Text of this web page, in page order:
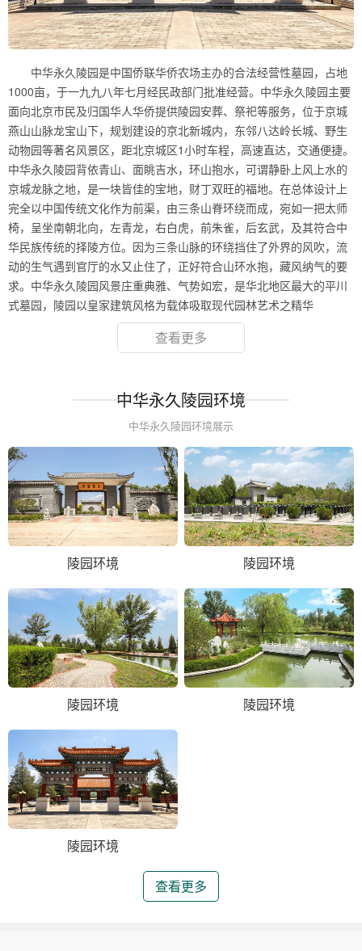
中华永久陵园是中国侨联华侨农场主办的合法经营性墓园，占地
1000亩，于一九九八年七月经民政部门批准经营。中华永久陵园主要
面向北京市民及归国华人华侨提供陵园安葬、祭祀等服务，位于京城
燕山山脉龙宝山下，规划建设的京北新城内，东邻八达岭长城、野生
动物园等著名风景区，距北京城区1小时车程，高速直达，交通便捷。
中华永久陵园背依青山、面眺吉水，环山抱水，可谓静卧上风上水的
京城龙脉之地，是一块皆佳的宝地，财丁双旺的福地。在总体设计上
完全以中国传统文化作为前渠，由三条山脊环绕而成，宛如一把太师
椅，呈坐南朝北向，左青龙，右白虎，前朱雀，后玄武，及其符合中
华民族传统的择陵方位。因为三条山脉的环绕挡住了外界的风吹，流
动的生气遇到官厅的水又止住了，正好符合山环水抱，藏风纳气的要
求。中华永久陵园风景庄重典雅、气势如宏，是华北地区最大的平川
式墓园，陵园以皇家建筑风格为载体吸取现代园林艺术之精华
查看更多
中华永久陵园环境
中华永久陵园环境展示
陵园环境 陵园环境
陵园环境 陵园环境
陵园环境
查看更多